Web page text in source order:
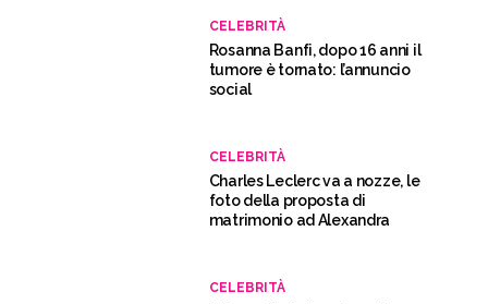
CELEBRITÀ
Rosanna Banfi, dopo 16 anni il
tumore è tornato: l’annuncio
social
CELEBRITÀ
Charles Leclerc va a nozze, le
foto della proposta di
matrimonio ad Alexandra
CELEBRITÀ